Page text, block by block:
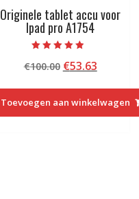
Originele tablet accu voor
Ipad pro A1754
met
4.50
€100.00
was:
€100.00.
€53.63Huidige
is:
€53.63.
Toevoegen aan winkelwagen